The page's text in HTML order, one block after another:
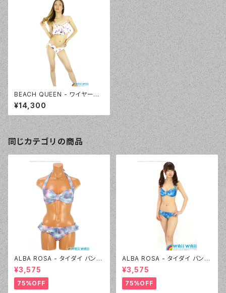
BEACH QUEEN - ワイヤーフ
リルビキニ（333060 - 08:ホワ
イト大柄）
¥14,300
同じカテゴリの商品
ALBA ROSA - タイダイ バンド
ゥ（14407 - 12:ピンク）
¥3,575
75%OFF
ALBA ROSA - タイダイ バンド
ゥ（14407 - 70:ブルー）
¥3,575
75%OFF